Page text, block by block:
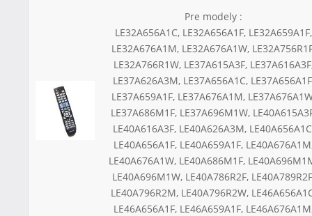
Pre modely :
LE32A656A1C, LE32A656A1F, LE32A659A1F,
LE32A676A1M, LE32A676A1W,
LE32A766R1W, LE37A615A3F,
LE37A626A3M, LE37A656A1C,
LE37A659A1F, LE37A676A1M,
LE37A686M1F, LE37A696M1W,
LE40A616A3F, LE40A626A3M,
LE40A656A1F, LE40A659A1F,
LE40A676A1W, LE40A686M1F,
LE40A696M1W, LE40A786R2F,
LE40A796R2M, LE40A796R2W,
LE46A656A1F, LE46A659A1F,